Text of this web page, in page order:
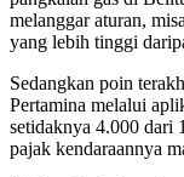
melanggar aturan,
yang lebih tinggi
Sedangkan poin
Pertamina melalui
setidaknya 4.000 dari
pajak kendaraannya